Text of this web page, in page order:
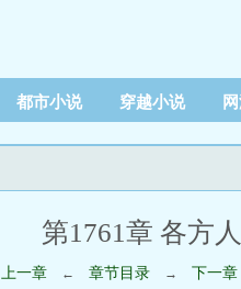
都市小说 穿越小说
第1761章 各方
上一章 ← 章节目录 → 下一章